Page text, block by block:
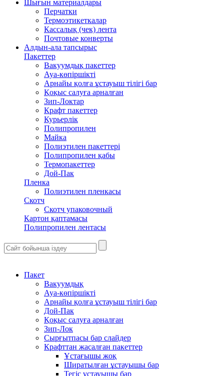
Шығын материалдары
Перчатки
Термоэтикеткалар
Кассалық (чек) лента
Почтовые конверты
Алдын-ала тапсырыс
Пакеттер
Вакуумдық пакеттер
Ауа-көпіршікті
Арнайы қолға ұстауыш тілігі бар
Қоқыс салуға арналған
Зип-Локтар
Крафт пакеттер
Курьерлік
Полипропилен
Майка
Полиэтилен пакеттері
Полипропилен қабы
Термопакеттер
Дой-Пак
Пленка
Полиэтилен пленкасы
Скотч
Скотч упаковочный
Картон қаптамасы
Полипропилен лентасы
Пакет
Вакуумдық
Ауа-көпіршікті
Арнайы қолға ұстауыш тілігі бар
Дой-Пак
Қоқыс салуға арналған
Зип-Лок
Сырғытпасы бар слайдер
Крафттан жасалған пакеттер
Ұстағышы жоқ
Ширатылған ұстауышы бар
Тегіс ұстауышы бар